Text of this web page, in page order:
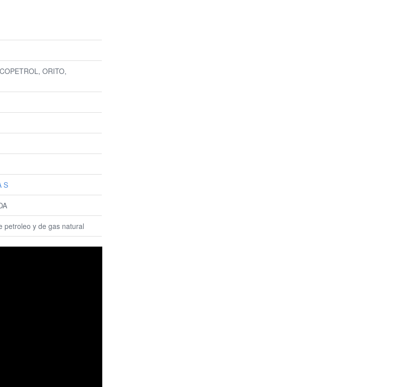
ORITO,
S
petroleo y de gas natural